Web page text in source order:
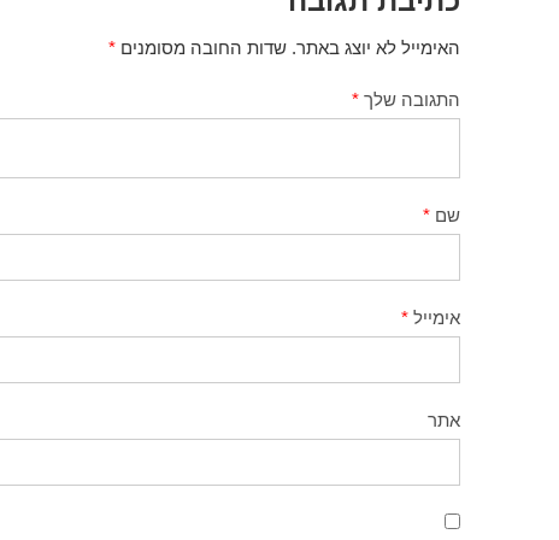
האימייל לא יוצג באתר. שדות החובה מסומנים *
התגובה שלך *
שם *
אימייל *
אתר